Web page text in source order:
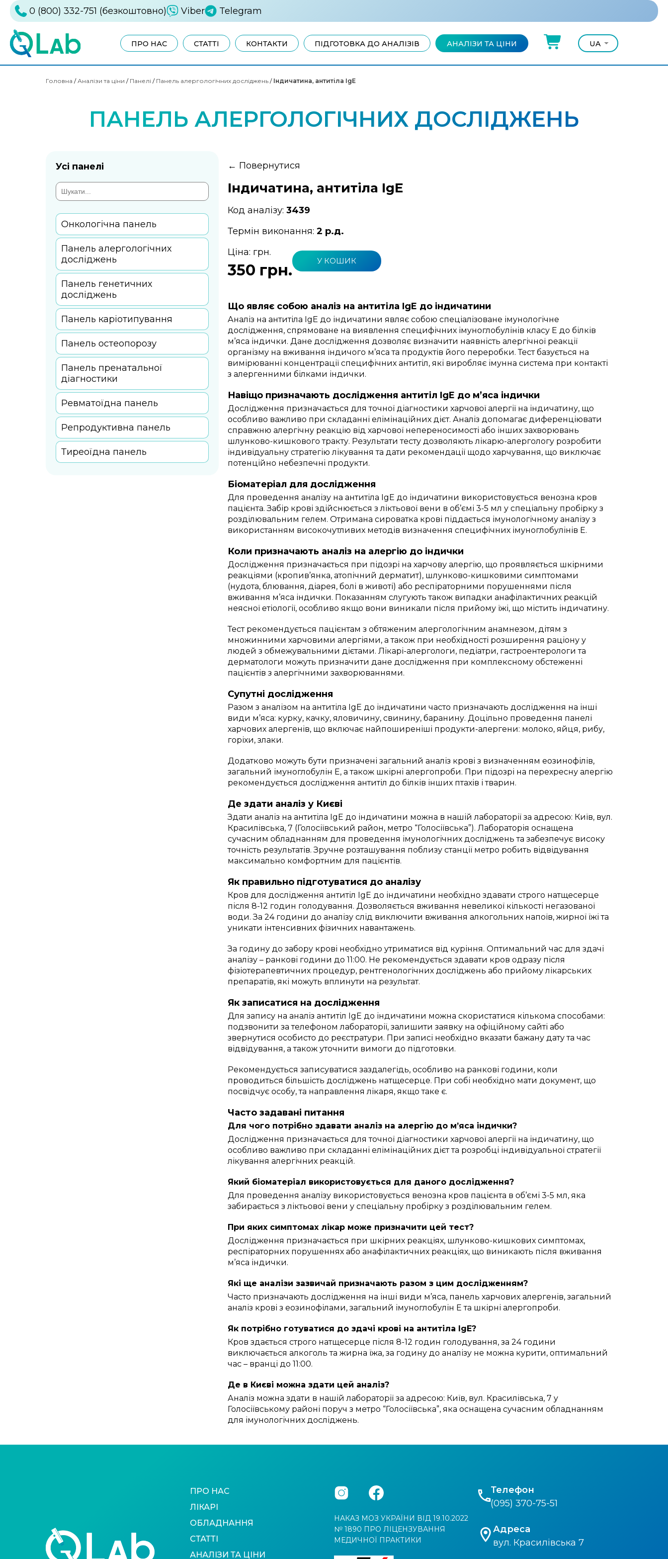
0 (800) 332-751 (безкоштовно) Viber Telegram
ПРО НАС СТАТТІ КОНТАКТИ ПІДГОТОВКА ДО АНАЛІЗІВ АНАЛІЗИ ТА ЦІНИ
UA
Головна / Аналізи та ціни / Панелі / Панель алергологічних досліджень / Індичатина, антитіла IgE
ПАНЕЛЬ АЛЕРГОЛОГІЧНИХ ДОСЛІДЖЕНЬ
Усі панелі
Онкологічна панель
Панель алергологічних
досліджень
Панель генетичних
досліджень
Панель каріотипування
Панель остеопорозу
Панель пренатальної
діагностики
Ревматоїдна панель
Репродуктивна панель
Тиреоїдна панель
← Повернутися
Індичатина, антитіла IgE
Код аналізу:3439
Термін виконання:2 р.д.
Ціна: грн.
350 грн. У КОШИК
Що являє собою аналіз на антитіла IgE до індичатини
Аналіз на антитіла IgE до індичатини являє собою спеціалізоване імунологічне
дослідження, спрямоване на виявлення специфічних імуноглобулінів класу E до білків
м’яса індички. Дане дослідження дозволяє визначити наявність алергічної реакції
організму на вживання індичого м’яса та продуктів його переробки. Тест базується на
вимірюванні концентрації специфічних антитіл, які виробляє імунна система при контакті
з алергенними білками індички.
Навіщо призначають дослідження антитіл IgE до м’яса індички
Дослідження призначається для точної діагностики харчової алергії на індичатину, що
особливо важливо при складанні елімінаційних дієт. Аналіз допомагає диференціювати
справжню алергічну реакцію від харчової непереносимості або інших захворювань
шлунково-кишкового тракту. Результати тесту дозволяють лікарю-алергологу розробити
індивідуальну стратегію лікування та дати рекомендації щодо харчування, що виключає
потенційно небезпечні продукти.
Біоматеріал для дослідження
Для проведення аналізу на антитіла IgE до індичатини використовується венозна кров
пацієнта. Забір крові здійснюється з ліктьової вени в об’ємі 3-5 мл у спеціальну пробірку з
розділювальним гелем. Отримана сироватка крові піддається імунологічному аналізу з
використанням високочутливих методів визначення специфічних імуноглобулінів E.
Коли призначають аналіз на алергію до індички
Дослідження призначається при підозрі на харчову алергію, що проявляється шкірними
реакціями (кропив’янка, атопічний дерматит), шлунково-кишковими симптомами
(нудота, блювання, діарея, болі в животі) або респіраторними порушеннями після
вживання м’яса індички. Показанням слугують також випадки анафілактичних реакцій
неясної етіології, особливо якщо вони виникали після прийому їжі, що містить індичатину.
Тест рекомендується пацієнтам з обтяженим алергологічним анамнезом, дітям з
множинними харчовими алергіями, а також при необхідності розширення раціону у
людей з обмежувальними дієтами. Лікарі-алергологи, педіатри, гастроентерологи та
дерматологи можуть призначити дане дослідження при комплексному обстеженні
пацієнтів з алергічними захворюваннями.
Супутні дослідження
Разом з аналізом на антитіла IgE до індичатини часто призначають дослідження на інші
види м’яса: курку, качку, яловичину, свинину, баранину. Доцільно проведення панелі
харчових алергенів, що включає найпоширеніші продукти-алергени: молоко, яйця, рибу,
горіхи, злаки.
Додатково можуть бути призначені загальний аналіз крові з визначенням еозинофілів,
загальний імуноглобулін E, а також шкірні алергопроби. При підозрі на перехресну алергію
рекомендується дослідження антитіл до білків інших птахів і тварин.
Де здати аналіз у Києві
Здати аналіз на антитіла IgE до індичатини можна в нашій лабораторії за адресою: Київ, вул.
Красилівська, 7 (Голосіївський район, метро “Голосіївська”). Лабораторія оснащена
сучасним обладнанням для проведення імунологічних досліджень та забезпечує високу
точність результатів. Зручне розташування поблизу станції метро робить відвідування
максимально комфортним для пацієнтів.
Як правильно підготуватися до аналізу
Кров для дослідження антитіл IgE до індичатини необхідно здавати строго натщесерце
після 8-12 годин голодування. Дозволяється вживання невеликої кількості негазованої
води. За 24 години до аналізу слід виключити вживання алкогольних напоїв, жирної їжі та
уникати інтенсивних фізичних навантажень.
За годину до забору крові необхідно утриматися від куріння. Оптимальний час для здачі
аналізу – ранкові години до 11:00. Не рекомендується здавати кров одразу після
фізіотерапевтичних процедур, рентгенологічних досліджень або прийому лікарських
препаратів, які можуть вплинути на результат.
Як записатися на дослідження
Для запису на аналіз антитіл IgE до індичатини можна скористатися кількома способами:
подзвонити за телефоном лабораторії, залишити заявку на офіційному сайті або
звернутися особисто до реєстратури. При записі необхідно вказати бажану дату та час
відвідування, а також уточнити вимоги до підготовки.
Рекомендується записуватися заздалегідь, особливо на ранкові години, коли
проводиться більшість досліджень натщесерце. При собі необхідно мати документ, що
посвідчує особу, та направлення лікаря, якщо таке є.
Часто задавані питання
Для чого потрібно здавати аналіз на алергію до м’яса індички?
Дослідження призначається для точної діагностики харчової алергії на індичатину, що
особливо важливо при складанні елімінаційних дієт та розробці індивідуальної стратегії
лікування алергічних реакцій.
Який біоматеріал використовується для даного дослідження?
Для проведення аналізу використовується венозна кров пацієнта в об’ємі 3-5 мл, яка
забирається з ліктьової вени у спеціальну пробірку з розділювальним гелем.
При яких симптомах лікар може призначити цей тест?
Дослідження призначається при шкірних реакціях, шлунково-кишкових симптомах,
респіраторних порушеннях або анафілактичних реакціях, що виникають після вживання
м’яса індички.
Які ще аналізи зазвичай призначають разом з цим дослідженням?
Часто призначають дослідження на інші види м’яса, панель харчових алергенів, загальний
аналіз крові з еозинофілами, загальний імуноглобулін E та шкірні алергопроби.
Як потрібно готуватися до здачі крові на антитіла IgE?
Кров здається строго натщесерце після 8-12 годин голодування, за 24 години
виключається алкоголь та жирна їжа, за годину до аналізу не можна курити, оптимальний
час – вранці до 11:00.
Де в Києві можна здати цей аналіз?
Аналіз можна здати в нашій лабораторії за адресою: Київ, вул. Красилівська, 7 у
Голосіївському районі поруч з метро “Голосіївська”, яка оснащена сучасним обладнанням
для імунологічних досліджень.
ПРО НАС
ЛІКАРІ
ОБЛАДНАННЯ
СТАТТІ
АНАЛІЗИ ТА ЦІНИ
НАКАЗ МОЗ УКРАЇНИ ВІД 19.10.2022
№ 1890 ПРО ЛІЦЕНЗУВАННЯ
МЕДИЧНОЇ ПРАКТИКИ
Телефон
(095) 370-75-51
Адреса
вул. Красилівська 7